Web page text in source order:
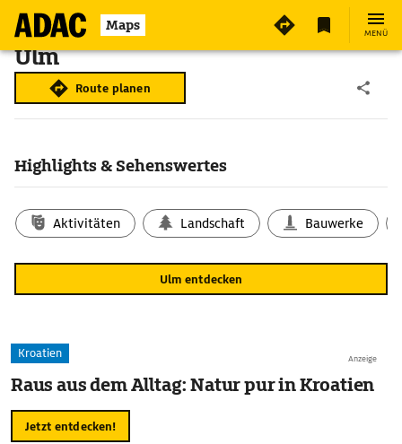
Maps MENÜ
Ulm
Route planen
Highlights & Sehenswertes
Aktivitäten Landschaft Bauwerke
Ulm entdecken
Anzeige
Kroatien
Raus aus dem Alltag: Natur pur in Kroatien
Jetzt entdecken!